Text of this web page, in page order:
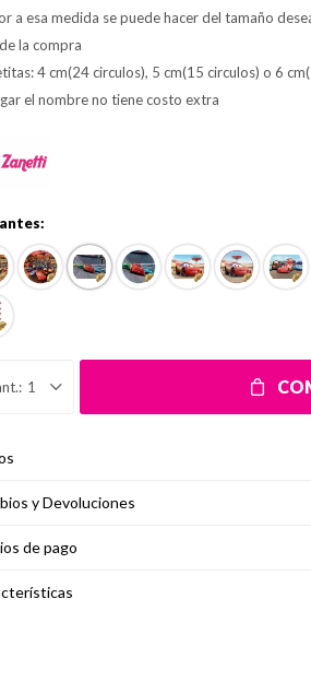
a esa medida se puede hacer del tamaño
la compra
4 cm(24 circulos), 5 cm(15 circulos) o 6
el nombre no tiene costo extra
1
y Devoluciones
de pago